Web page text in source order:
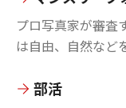
プロ写真家が審査
は自由、自然など
部活